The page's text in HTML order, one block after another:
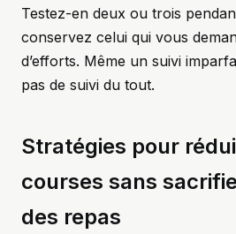
Testez-en deux ou trois
conservez celui qui vous
d’efforts. Même un suivi
pas de suivi du tout.
Stratégies pour
courses sans
des repas